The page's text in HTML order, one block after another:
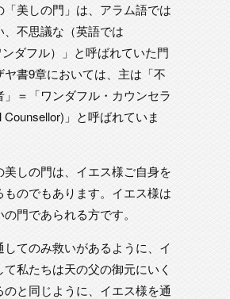
「美しの門」は、アラム語では
、不思議な（英語では
ダフル）」と呼ばれていた門
ヤ書9章においては、主は「不
」＝「ワンダフル・カウンセラ
Counsellor)」と呼ばれていま
美しの門は、イエス様ご自身を
ものでもあります。イエス様は
門であられる方です。
してのみ救いがあるように、イ
私たちは天の父の御元にいく
のと同じように、イエス様を通